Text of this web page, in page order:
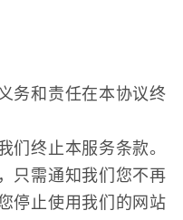
务和责任在本协议终
们终止本服务条款。
只需通知我们您不再
停止使用我们的网站